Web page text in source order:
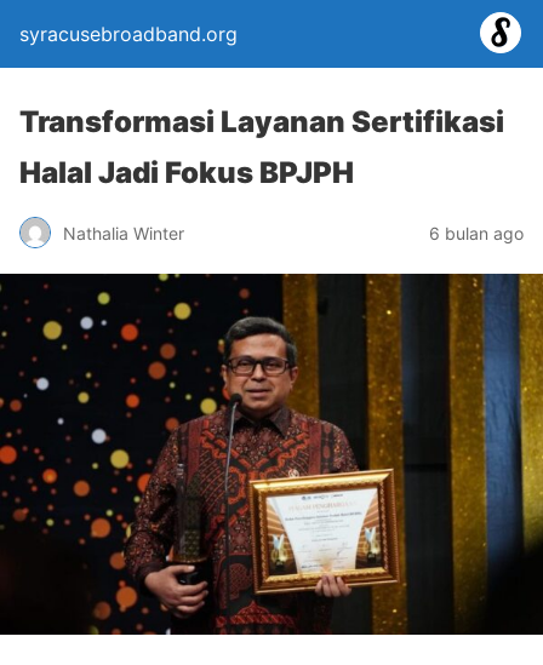
syracusebroadband.org
Transformasi Layanan Sertifikasi
Halal Jadi Fokus BPJPH
Nathalia Winter 6 bulan ago